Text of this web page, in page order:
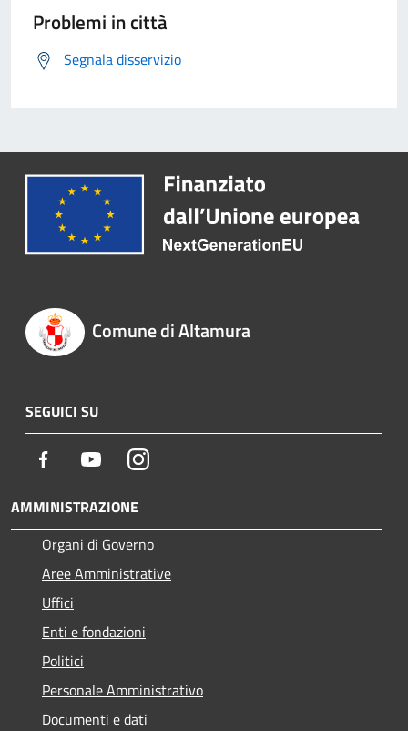
Problemi in città
Segnala disservizio
Comune di Altamura
SEGUICI SU
Facebook YoutubeInstagram
AMMINISTRAZIONE
Organi di Governo
Aree Amministrative
Uffici
Enti e fondazioni
Politici
Personale Amministrativo
Documenti e dati